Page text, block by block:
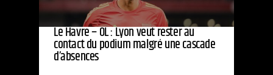
Le Havre – OL : Lyon veut rester au
contact du podium malgré une cascade
d’absences